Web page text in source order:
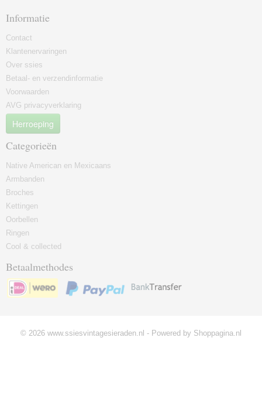
Informatie
Contact
Klantenervaringen
Over ssies
Betaal- en verzendinformatie
Voorwaarden
AVG privacyverklaring
Herroeping
Categorieën
Native American en Mexicaans
Armbanden
Broches
Kettingen
Oorbellen
Ringen
Cool & collected
Betaalmethodes
© 2026 www.ssiesvintagesieraden.nl - Powered by Shoppagina.nl